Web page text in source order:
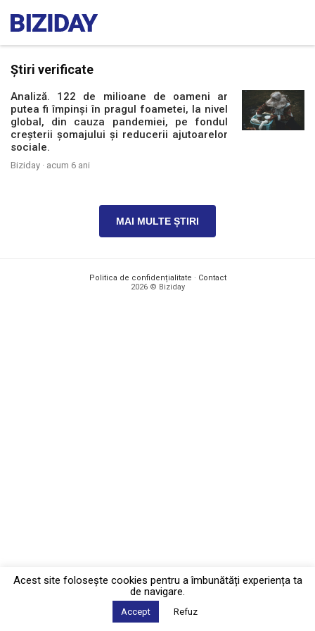
Știri verificate
Analiză. 122 de milioane de oameni ar
putea fi împinși în pragul foametei, la nivel
global, din cauza pandemiei, pe fondul
creșterii șomajului și reducerii ajutoarelor
sociale.
Biziday · acum 6 ani
MAI MULTE ȘTIRI
Politica de confidențialitate · Contact
2026 © Biziday
Acest site foloseşte cookies pentru a îmbunătăți experiența ta
de navigare.
Accept Refuz